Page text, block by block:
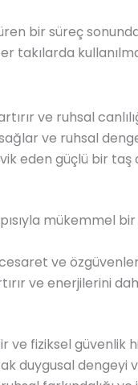
bir süreç
takılarda
ve ruhsal
ve ruhsal
eden güçlü bir taş
mükemmel
ve
ve enerjilerini
ve fiziksel güvenlik
duygusal dengeyi